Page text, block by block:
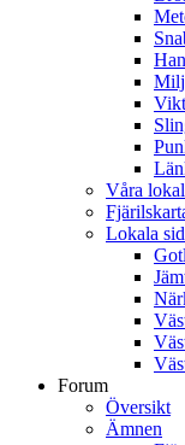
Våra
Lokala
Forum
Översikt
Ämnen